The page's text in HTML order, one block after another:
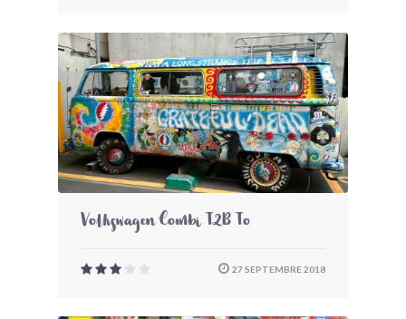
Volkswagen Combi T2B To
27 SEPTEMBRE 2018